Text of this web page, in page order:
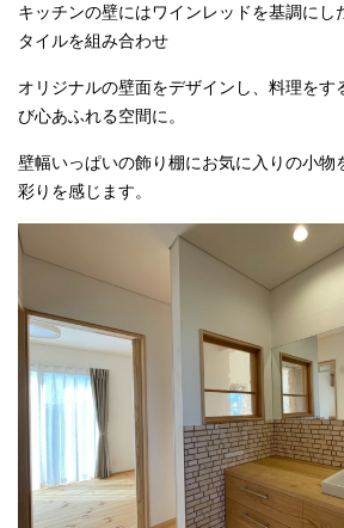
キッチンの壁にはワインレッドを基調にし
タイルを組み合わせ
オリジナルの壁面をデザインし、料理をす
び心あふれる空間に。
壁幅いっぱいの飾り棚にお気に入りの小物
彩りを感じます。